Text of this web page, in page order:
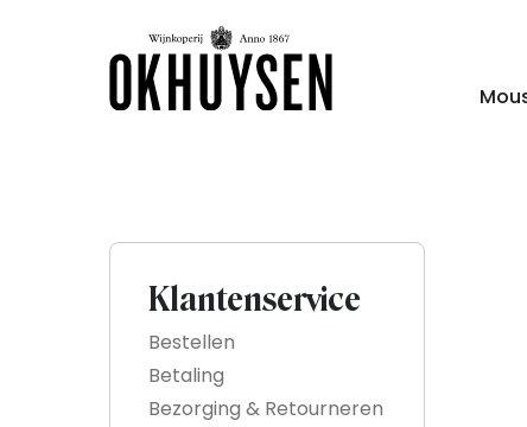
Klantenservice
Bestellen
Betaling
Bezorging & Retourneren